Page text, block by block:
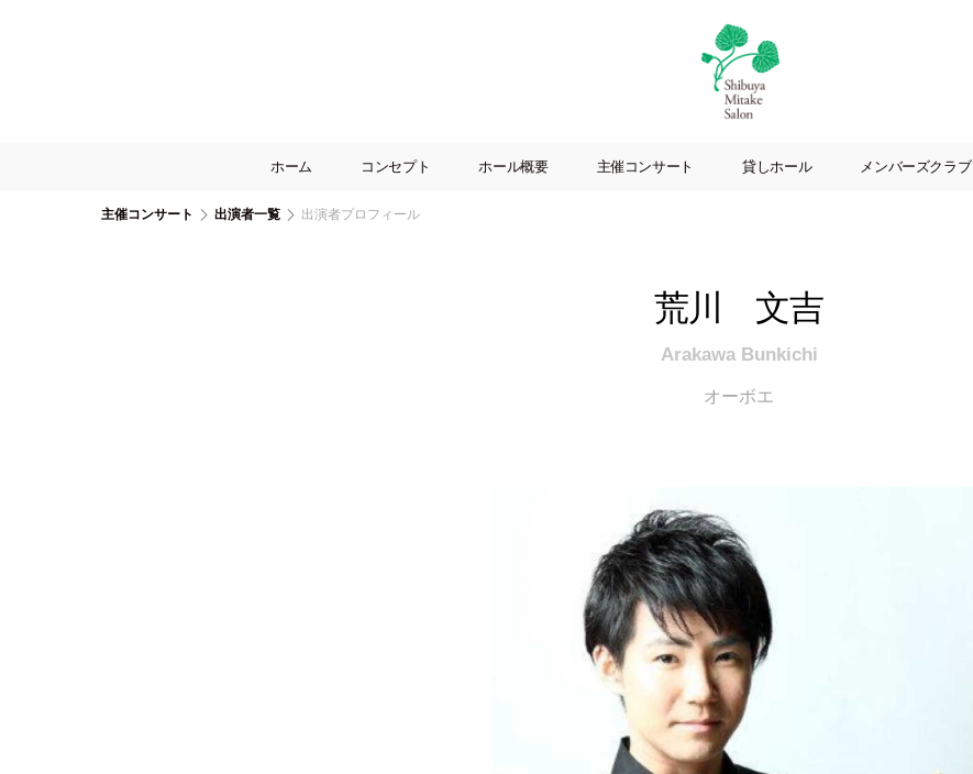
谷
美
渋
谷
徒
風
モ
な
音
楽
サ
ン
ホーム コンセプト ホール概要 主催コンサート 貸しホール メンバーズクラブ
主催コンサート 出演者一覧 出演者プロフィール
荒川 文吉
Arakawa Bunkichi
オーボエ